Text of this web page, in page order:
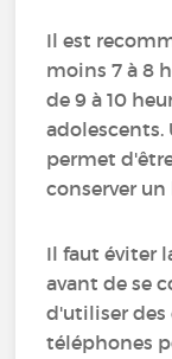
Il est
moins 7 à 8
de 9 à 10
adolescents.
permet
conserver
Il faut éviter
avant de se
d'utiliser des
téléphones